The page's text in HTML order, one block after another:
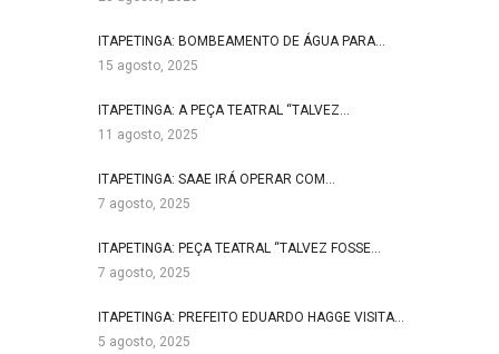
ITAPETINGA: BOMBEAMENTO DE ÁGUA PARA…
15 agosto, 2025
ITAPETINGA: A PEÇA TEATRAL “TALVEZ…
11 agosto, 2025
ITAPETINGA: SAAE IRÁ OPERAR COM…
7 agosto, 2025
ITAPETINGA: PEÇA TEATRAL “TALVEZ FOSSE…
7 agosto, 2025
ITAPETINGA: PREFEITO EDUARDO HAGGE VISITA…
5 agosto, 2025